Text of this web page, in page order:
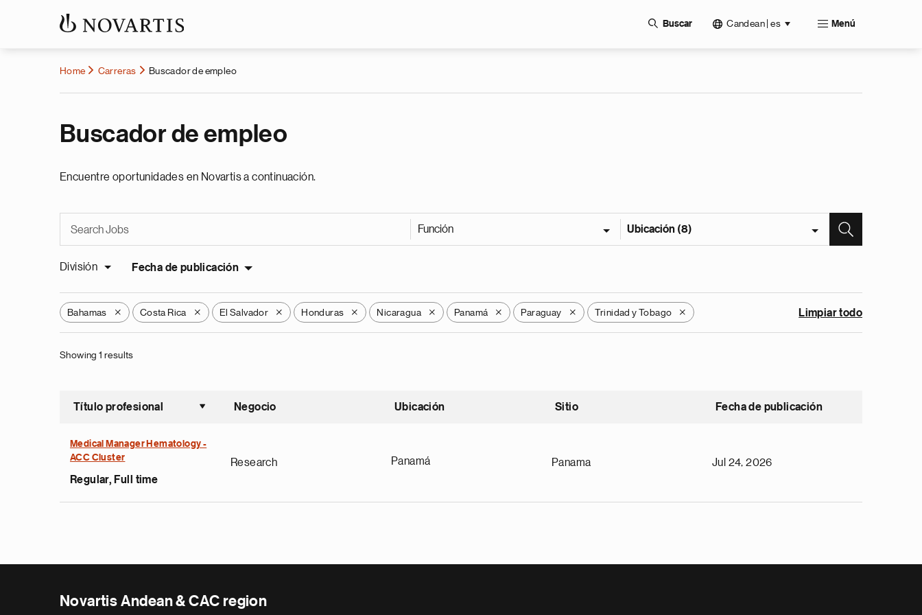
Buscar Candean | es Menú
Home Carreras Buscador de empleo
Buscador de empleo
Encuentre oportunidades en Novartis a continuación.
Función Ubicación (8)
División Fecha de publicación
Bahamas X Costa Rica X El Salvador X Honduras X Nicaragua X Panamá X Paraguay X Trinidad y Tobago X Limpiar todo
Showing 1 results
Título profesional
Ordenar ascendente
Negocio Ubicación Sitio Fecha de publicación
Medical Manager Hematology -
ACC Cluster
Regular, Full time
Research Panamá Panama Jul 24, 2026
Novartis Andean & CAC region